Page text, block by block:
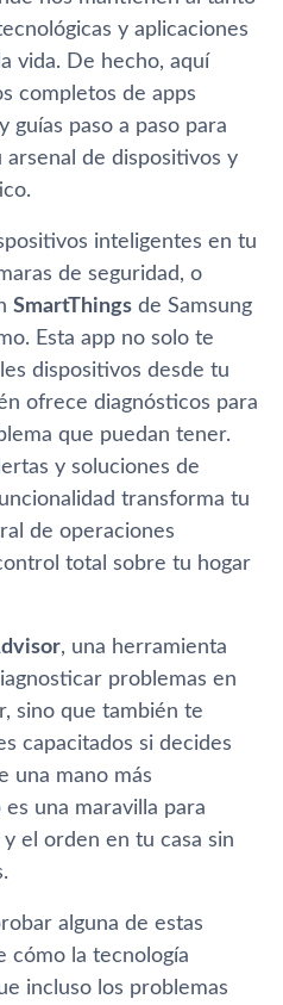
y aplicaciones
vida. De hecho, aquí
completos de apps
guías paso a paso para
de dispositivos y
inteligentes en tu
de seguridad, o
SmartThings de Samsung
Esta app no solo te
dispositivos desde tu
ofrece diagnósticos para
que puedan tener.
y soluciones de
transforma tu
de operaciones
total sobre tu hogar
, una herramienta
problemas en
sino que también te
capacitados si decides
una mano más
una maravilla para
el orden en tu casa sin
alguna de estas
cómo la tecnología
incluso los problemas